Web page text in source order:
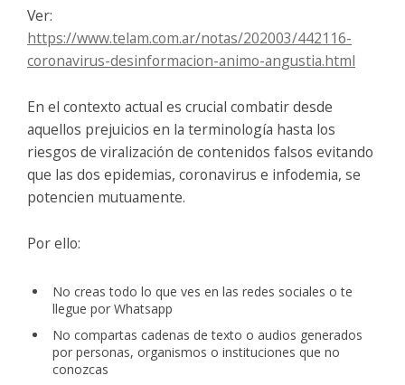
Ver:
https://www.telam.com.ar/notas/202003/442116-
coronavirus-desinformacion-animo-angustia.html
En el contexto actual es crucial combatir desde
aquellos prejuicios en la terminología hasta los
riesgos de viralización de contenidos falsos evitando
que las dos epidemias, coronavirus e infodemia, se
potencien mutuamente.
Por ello:
No creas todo lo que ves en las redes sociales o te
llegue por Whatsapp
No compartas cadenas de texto o audios generados
por personas, organismos o instituciones que no
conozcas